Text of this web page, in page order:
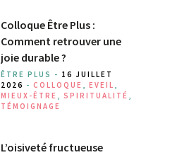
Colloque Être Plus :
Comment retrouver une
joie durable ?
ÊTRE PLUS - 16 JUILLET
2026 - COLLOQUE , EVEIL ,
MIEUX-ÊTRE , SPIRITUALITÉ ,
TÉMOIGNAGE
L’oisiveté fructueuse